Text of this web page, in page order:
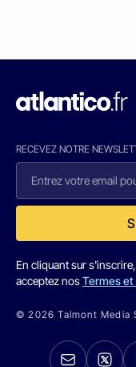
RECEVEZ NOTRE
En cliquant sur
acceptez nosTermes
© 2026 Talmont Media